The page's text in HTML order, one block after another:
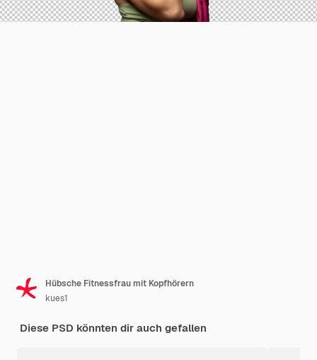
Hübsche Fitnessfrau mit Kopfhörern
kues1
Diese PSD könnten dir auch gefallen